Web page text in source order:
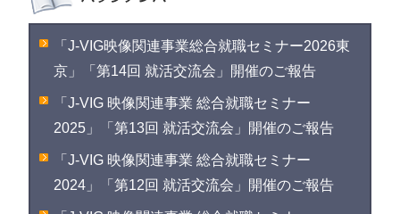
「J-VIG映像関連事業総合就職セミナー2026東
京」「第14回 就活交流会」開催のご報告
「J-VIG 映像関連事業 総合就職セミナー
2025」「第13回 就活交流会」開催のご報告
「J-VIG 映像関連事業 総合就職セミナー
2024」「第12回 就活交流会」開催のご報告